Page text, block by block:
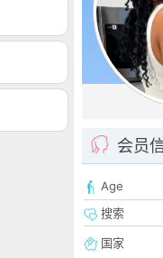
会员
Age
搜索
国家